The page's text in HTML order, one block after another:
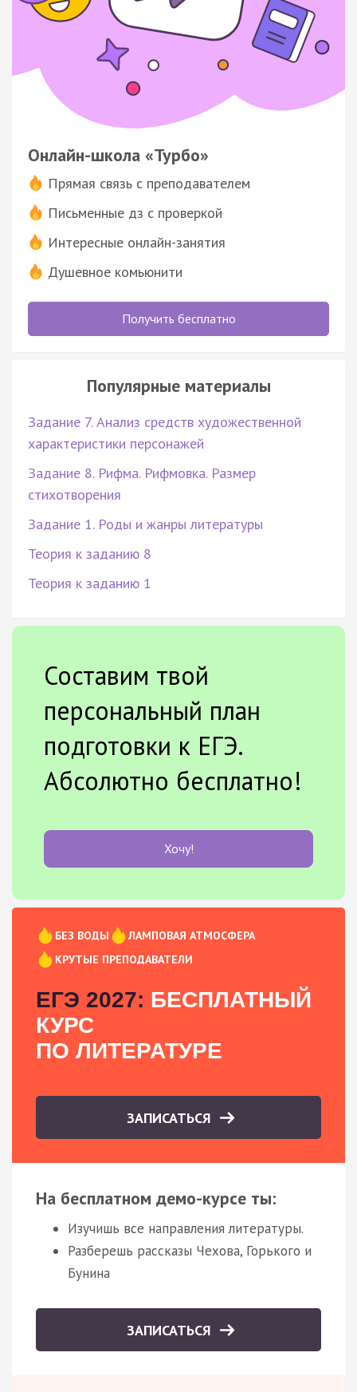
Онлайн-школа «Турбо»
Прямая связь с преподавателем
Письменные дз с проверкой
Интересные онлайн-занятия
Душевное комьюнити
Получить бесплатно
Популярные материалы
Задание 7. Анализ средств художественной
характеристики персонажей
Задание 8. Рифма. Рифмовка. Размер
стихотворения
Задание 1. Роды и жанры литературы
Теория к заданию 8
Теория к заданию 1
Составим твой
персональный план
подготовки к ЕГЭ.
Абсолютно бесплатно!
Хочу!
БЕЗ ВОДЫ
ЛАМПОВАЯ АТМОСФЕРА
КРУТЫЕ ПРЕПОДАВАТЕЛИ
ЕГЭ 2027: БЕСПЛАТНЫЙ
КУРС
ПО ЛИТЕРАТУРЕ
ЗАПИСАТЬСЯ
На бесплатном демо-курсе ты:
Изучишь все направления литературы.
Разберешь рассказы Чехова, Горького и
Бунина
ЗАПИСАТЬСЯ